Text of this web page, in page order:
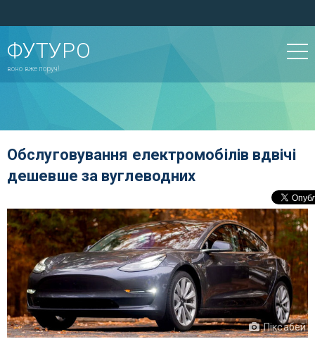
ФУТУРО
воно вже поруч!
Обслуговування електромобілів вдвічі
дешевше за вуглеводних
Піксабей